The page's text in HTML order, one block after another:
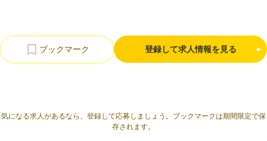
登録して求人情報を見る
気になる求人があるなら、登録して応募しましょう。ブックマークは期間限定で保
存されます。